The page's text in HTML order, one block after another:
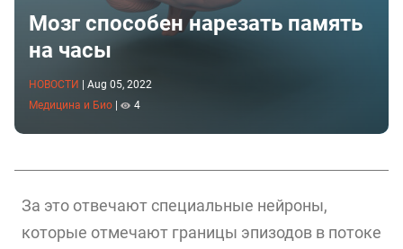
Мозг способен нарезать память
на часы
НОВОСТИ
Aug 05, 2022
Медицина и Био
4
За это отвечают специальные нейроны,
которые отмечают границы эпизодов в потоке